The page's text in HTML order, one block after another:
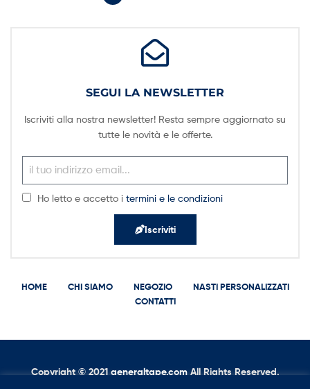
SEGUI LA NEWSLETTER
Iscriviti alla nostra newsletter! Resta sempre aggiornato su
tutte le novità e le offerte.
Ho letto e accetto itermini e le condizioni
Iscriviti
HOME CHI SIAMO NEGOZIO
NASTI PERSONALIZZATI
CONTATTI
Copyright © 2021generaltape.comAll Rights Reserved.